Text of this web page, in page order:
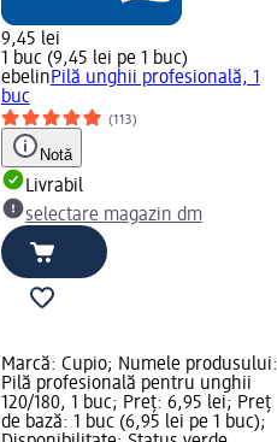
9,45 lei
1 buc (9,45 lei pe 1 buc)
ebelinPilă unghii profesională, 1
buc
(113)
Notă
Livrabil
selectare magazin dm
Marcă: Cupio; Numele produsului:
Pilă profesională pentru unghii
120/180, 1 buc; Preț: 6,95 lei; Preț
de bază: 1 buc (6,95 lei pe 1 buc);